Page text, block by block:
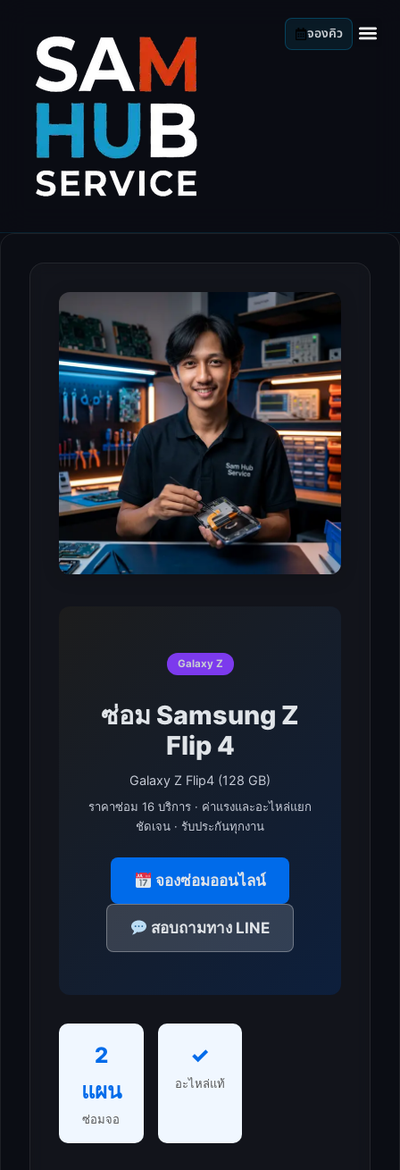
จองคิว
Galaxy Z
ซ่อม Samsung Z
Flip 4
Galaxy Z Flip4 (128 GB)
ราคาซ่อม 16 บริการ · ค่าแรงและอะไหล่แยก
ชัดเจน · รับประกันทุกงาน
จองซ่อมออนไลน์
สอบถามทาง LINE
2
แผน
ซ่อมจอ
✓
อะไหล่แท้